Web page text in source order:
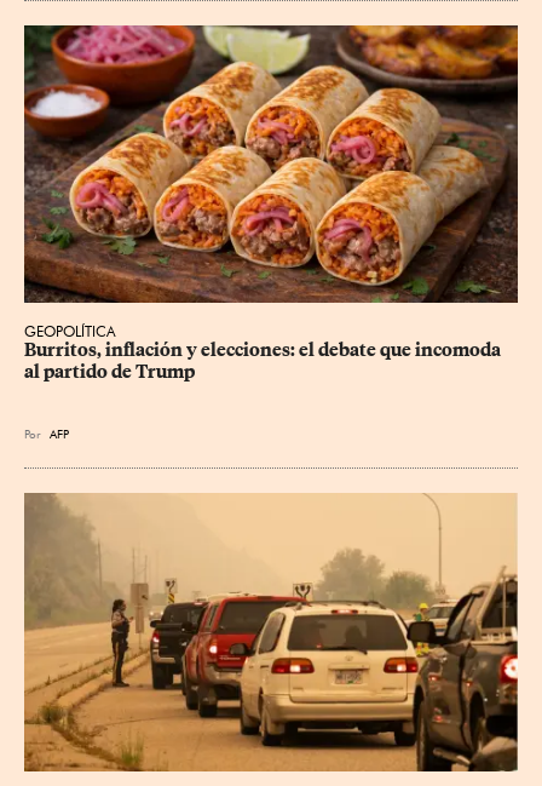
GEOPOLÍTICA
Burritos, inflación y elecciones: el debate que incomoda
al partido de Trump
Por AFP